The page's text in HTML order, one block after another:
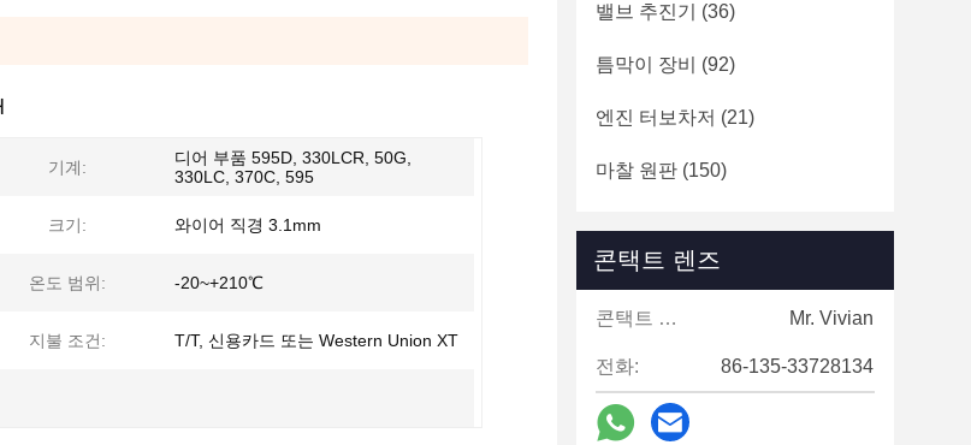
기계:
디어 부품 595D, 330LCR, 50G,
330LC, 370C, 595
크기: 와이어 직경 3.1mm
온도 범위: -20~+210℃
지불 조건: T/T, 신용카드 또는 Western Union XT
밸브 추진기 (36)
틈막이 장비 (92)
엔진 터보차저 (21)
마찰 원판 (150)
콘택트 렌즈
콘택트 렌즈: Mr. Vivian
전화: 86-135-33728134